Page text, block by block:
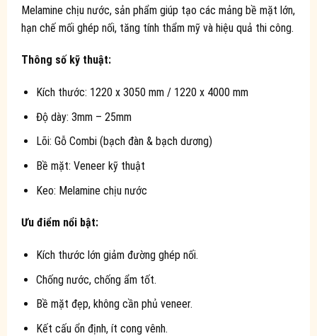
Melamine chịu nước, sản phẩm giúp tạo các mảng bề mặt lớn,
hạn chế mối ghép nối, tăng tính thẩm mỹ và hiệu quả thi công.
Thông số kỹ thuật:
Kích thước: 1220 x 3050 mm / 1220 x 4000 mm
Độ dày: 3mm – 25mm
Lõi: Gỗ Combi (bạch đàn & bạch dương)
Bề mặt: Veneer kỹ thuật
Keo: Melamine chịu nước
Ưu điểm nổi bật:
Kích thước lớn giảm đường ghép nối.
Chống nước, chống ẩm tốt.
Bề mặt đẹp, không cần phủ veneer.
Kết cấu ổn định, ít cong vênh.